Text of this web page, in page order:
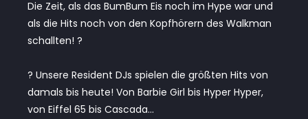
Die Zeit, als das BumBum Eis noch im Hype war und
als die Hits noch von den Kopfhörern des Walkman
schallten! ?
? Unsere Resident DJs spielen die größten Hits von
damals bis heute! Von Barbie Girl bis Hyper Hyper,
von Eiffel 65 bis Cascada…